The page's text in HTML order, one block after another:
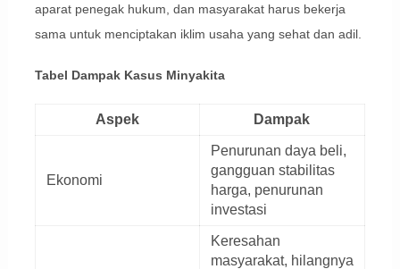
aparat penegak hukum, dan masyarakat harus bekerja
sama untuk menciptakan iklim usaha yang sehat dan adil.
Tabel Dampak Kasus Minyakita
Aspek Dampak
Ekonomi
Penurunan daya beli,
gangguan stabilitas
harga, penurunan
investasi
Keresahan
masyarakat, hilangnya